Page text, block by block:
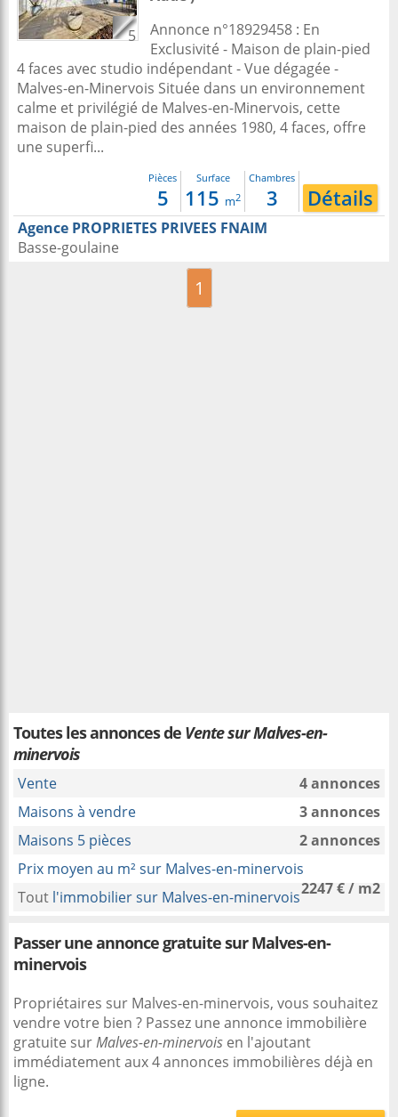
5
Annonce n°18929458 : En
Exclusivité - Maison de plain-pied
4 faces avec studio indépendant - Vue dégagée -
Malves-en-Minervois Située dans un environnement
calme et privilégié de Malves-en-Minervois, cette
maison de plain-pied des années 1980, 4 faces, offre
une superfi...
Pièces
5
Surface
115 m2
Chambres
3 Détails
Agence PROPRIETES PRIVEES FNAIM
Basse-goulaine
1
Toutes les annonces de Vente sur Malves-en-
minervois
Vente
4 annonces
Maisons à vendre
3 annonces
Maisons 5 pièces
2 annonces
Prix moyen au m² sur Malves-en-minervois
2247 € / m2
Tout l'immobilier sur Malves-en-minervois
Passer une annonce gratuite sur Malves-en-
minervois
Propriétaires sur Malves-en-minervois, vous souhaitez
vendre votre bien ? Passez une annonce immobilière
gratuite surMalves-en-minervois en l'ajoutant
immédiatement aux 4 annonces immobilières déjà en
ligne.